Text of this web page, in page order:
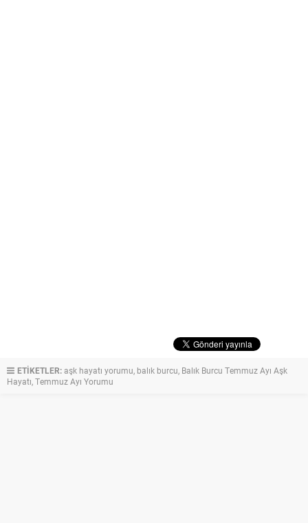
ETİKETLER:aşk hayatı yorumu, balık burcu, Balık Burcu Temmuz Ayı Aşk
Hayatı,Temmuz Ayı Yorumu